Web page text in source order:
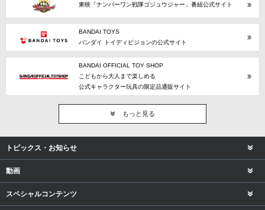
東映「ナンバーワン戦隊ゴジュウジャー」番組公式サイト
BANDAI TOYS
バンダイ トイディビジョンの公式サイト
BANDAI OFFICIAL TOY SHOP
こどもから大人まで楽しめる
公式キャラクター玩具の限定品通販サイト
もっと見る
トピックス・お知らせ
動画
スペシャルコンテンツ